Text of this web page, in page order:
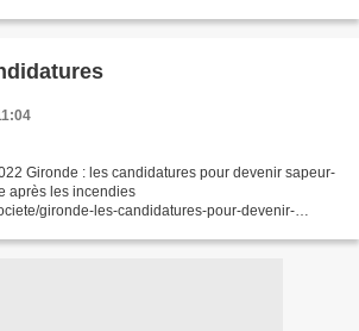
Gironde : les candidatures pour devenir sapeur-
après les incendies
gironde-les-candidatures-pour-devenir-